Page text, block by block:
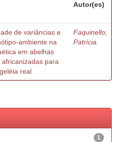
Autor(es)
de variâncias e
ambiente na
em abelhas
para
real
Faquinello,
Patrícia
1